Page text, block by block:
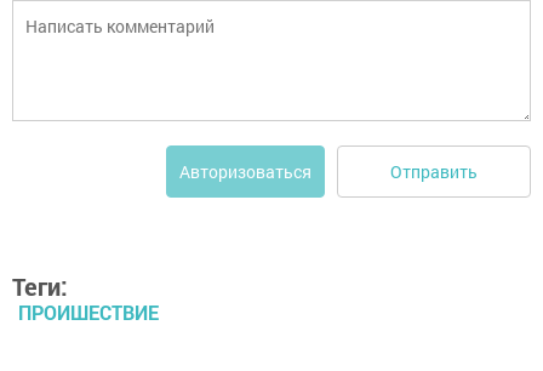
Авторизоваться Отправить
Теги:
ПРОИШЕСТВИЕ